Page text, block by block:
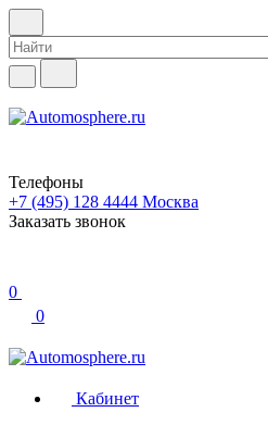
Телефоны
+7 (495) 128 4444 Москва
Заказать звонок
0
0
Кабинет